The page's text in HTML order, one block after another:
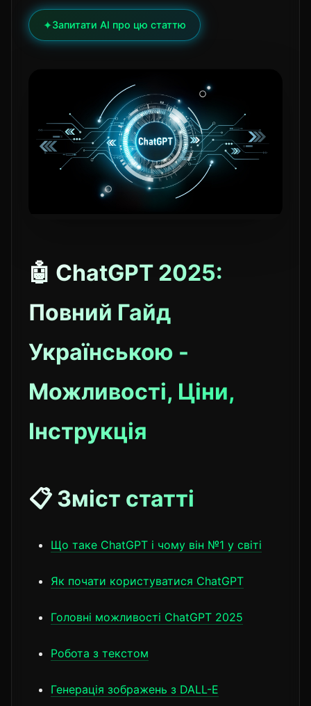
✦Запитати AI про цю статтю
🤖 ChatGPT 2025:
Повний Гайд
Українською -
Можливості, Ціни,
Інструкція
📋 Зміст статті
Що таке ChatGPT і чому він №1 у світі
Як почати користуватися ChatGPT
Головні можливості ChatGPT 2025
Робота з текстом
Генерація зображень з DALL-E